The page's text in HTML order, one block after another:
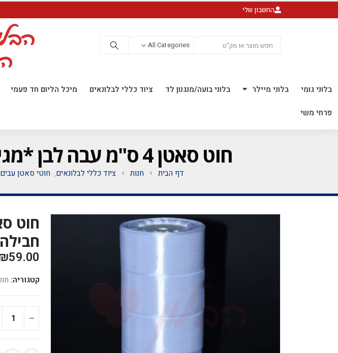
החשבון שלי
All Categories
בלוני גומי בלוני מיילר בלוני בועה/מנגנון לד ציוד כללי לבלונאים מיכל הליום חד פעמי
פרחי משי
חוט סאטן 4 ס"מ עבה לבן *מגיע בסיטונאות חבילה של 5 יח' *
דף הבית חנות ציוד כללי לבלונאים, חוטי סאטן עבים 2.5
חבילה
59.00
קטגוריה: